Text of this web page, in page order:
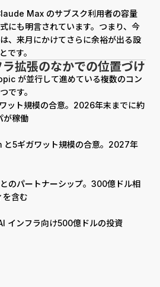
Max のサブスク利用者の容量
にも明言されています。つまり、今
、来月にかけてさらに余裕が出る設
です。
拡張のなかでの位置づけ
が並行して進めている複数のコン
です。
ット規模の合意。2026年末までに約
が稼働
5ギガワット規模の合意。2027年
のパートナーシップ。300億ドル相
を含む
インフラ向け500億ドルの投資